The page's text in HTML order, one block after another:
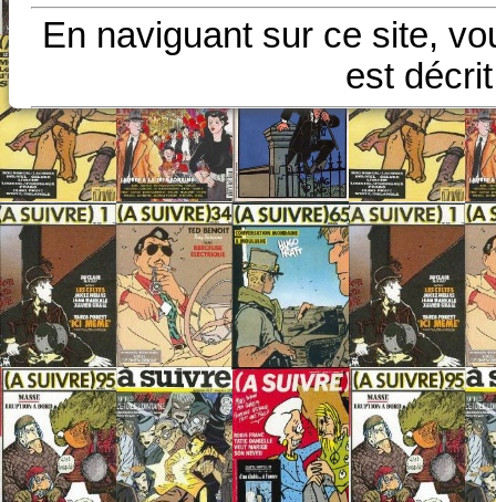
En naviguant sur ce site,
est